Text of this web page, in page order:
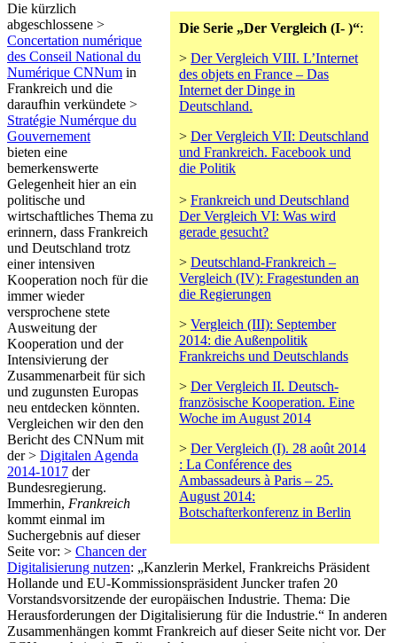
Die Serie „Der Vergleich (I- )“:
> Der Vergleich VIII. L’Internet
des objets en France – Das
Internet der Dinge in
Deutschland.
> Der Vergleich VII: Deutschland
und Frankreich. Facebook und
die Politik
> Frankreich und Deutschland
Der Vergleich VI: Was wird
gerade gesucht?
> Deutschland-Frankreich –
Vergleich (IV): Fragestunden an
die Regierungen
> Vergleich (III): September
2014: die Außenpolitik
Frankreichs und Deutschlands
> Der Vergleich II. Deutsch-
französische Kooperation. Eine
Woche im August 2014
> Der Vergleich (I). 28 août 2014
: La Conférence des
Ambassadeurs à Paris – 25.
August 2014:
Botschafterkonferenz in Berlin
Die kürzlich
abgeschlossene >
Concertation numérique
des Conseil National du
Numérique CNNum in
Frankreich und die
daraufhin verkündete >
Stratégie Numérque du
Gouvernement
bieten eine
bemerkenswerte
Gelegenheit hier an ein
politische und
wirtschaftliches Thema zu
erinnern, dass Frankreich
und Deutschland trotz
einer intensiven
Kooperation noch für die
immer wieder
versprochene stete
Ausweitung der
Kooperation und der
Intensivierung der
Zusammenarbeit für sich
und zugunsten Europas
neu entdecken könnten.
Vergleichen wir den den
Bericht des CNNum mit
der > Digitalen Agenda
2014-1017 der
Bundesregierung.
Immerhin, Frankreich
kommt einmal im
Suchergebnis auf dieser
Seite vor: > Chancen der
Digitalisierung nutzen: „Kanzlerin Merkel, Frankreichs Präsident
Hollande und EU-Kommissionspräsident Juncker trafen 20
Vorstandsvorsitzende der europäischen Industrie. Thema: Die
Herausforderungen der Digitalisierung für die Industrie.“ In anderen
Zusammenhängen kommt Frankreich auf dieser Seite nicht vor. Der